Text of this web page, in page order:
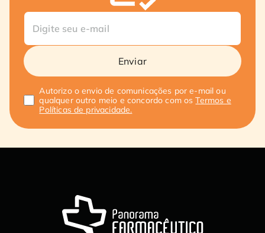
Enviar
Autorizo o envio de comunicações por e-mail ou
qualquer outro meio e concordo com osTermos e
Políticas de privacidade.